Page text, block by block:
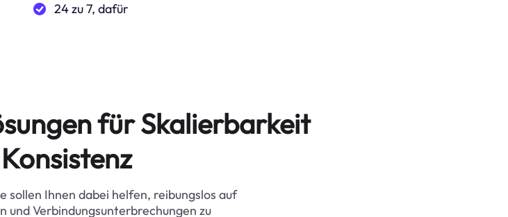
24 zu 7, dafür
für Skalierbarkeit
sollen Ihnen dabei helfen, reibungslos auf
und Verbindungsunterbrechungen zu